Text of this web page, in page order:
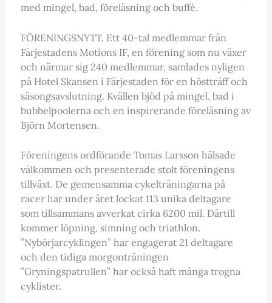
med mingel, bad, föreläsning och buffé.
FÖRENINGSNYTT. Ett 40-tal medlemmar från
Färjestadens Motions IF, en förening som nu växer
och närmar sig 240 medlemmar, samlades nyligen
på Hotel Skansen i Färjestaden för en höstträff och
säsongsavslutning. Kvällen bjöd på mingel, bad i
bubbelpoolerna och en inspirerande föreläsning av
Björn Mortensen.
Föreningens ordförande Tomas Larsson hälsade
välkommen och presenterade stolt föreningens
tillväxt. De gemensamma cykelträningarna på
racer har under året lockat 113 unika deltagare
som tillsammans avverkat cirka 6200 mil. Därtill
kommer löpning, simning och triathlon.
”Nybörjarcyklingen” har engagerat 21 deltagare
och den tidiga morgonträningen
”Gryningspatrullen” har också haft många trogna
cyklister.